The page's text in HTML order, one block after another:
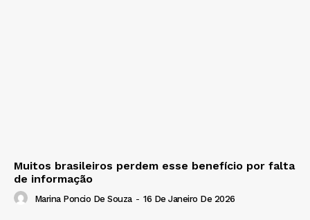
Muitos brasileiros perdem esse benefício por falta
de informação
Marina Poncio De Souza - 16 De Janeiro De 2026